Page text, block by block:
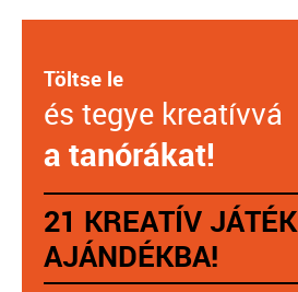
Töltse le
és tegye kreatívvá
a tanórákat!
21 KREATÍV JÁTÉK
AJÁNDÉKBA!